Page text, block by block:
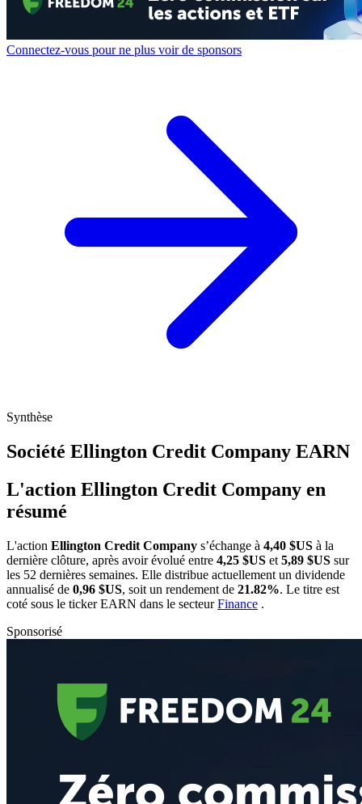
Connectez-vous pour ne plus voir de sponsors
Synthèse
Société Ellington Credit Company EARN
L'action Ellington Credit Company en
résumé
L'action Ellington Credit Company s’échange à 4,40 $US à la
dernière clôture, après avoir évolué entre 4,25 $US et 5,89 $US sur
les 52 dernières semaines. Elle distribue actuellement un dividende
annualisé de 0,96 $US, soit un rendement de 21.82%. Le titre est
coté sous le tickerEARN dans le secteurFinance .
Sponsorisé